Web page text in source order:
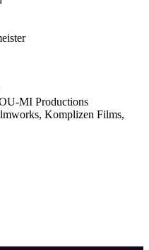
MI Productions
Komplizen Films,